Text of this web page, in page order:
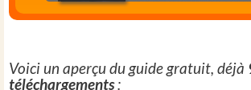
Voici un aperçu du guide gratuit, déjà
téléchargements: